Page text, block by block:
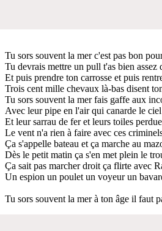
Tu sors souvent la mer c'est pas bon
Tu devrais mettre un pull t'as bien assez
Et puis prendre ton carrosse et puis
Trois cent mille chevaux là-bas disent
Tu sors souvent la mer fais gaffe aux
Avec leur pipe en l'air qui canarde le ciel
Et leur sarrau de fer et leurs toiles
Le vent n'a rien à faire avec ces
Ça s'appelle bateau et ça marche au
Dès le petit matin ça s'en met plein le
Ça sait pas marcher droit ça flirte avec
Un espion un poulet un voyeur un
Tu sors souvent la mer à ton âge il faut